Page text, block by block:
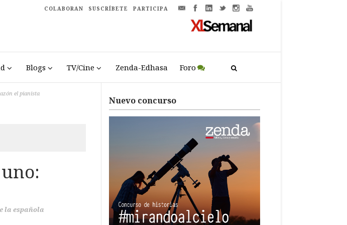
COLABORAN SUSCRÍBETE PARTICIPA
Blogs TV/Cine Zenda-Edhasa Foro
el pianista
la española
Nuevo concurso